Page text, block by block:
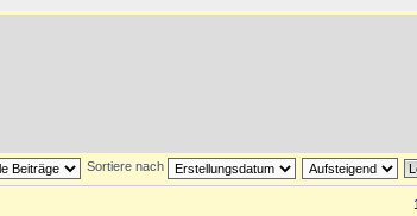
Sortiere nach